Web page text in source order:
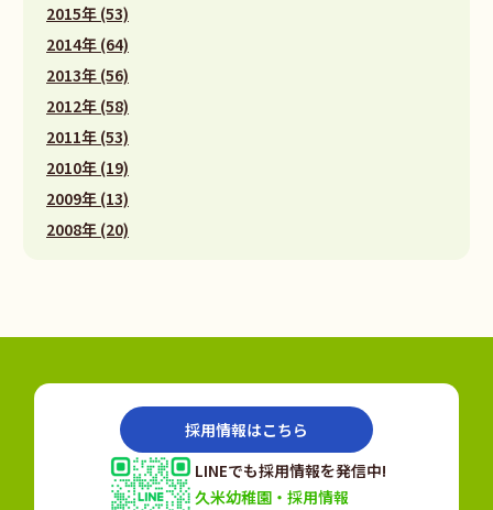
2015年 (53)
2014年 (64)
2013年 (56)
2012年 (58)
2011年 (53)
2010年 (19)
2009年 (13)
2008年 (20)
採用情報はこちら
LINEでも採用情報を発信中!
久米幼稚園・採用情報